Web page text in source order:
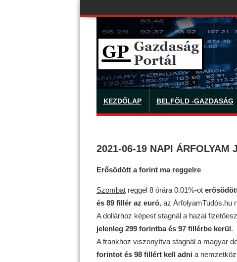
KEZDŐLAP BELFÖLD -GAZDASÁG
2021-06-19 NAPI ÁRFOLYAM
Erősödött a forint ma reggelre
Szombatreggel 8 órára 0.01%-ot
és 89 fillér az euró, az ÁrfolyamTudós.hu
A dollárhoz képest stagnál a hazai
jelenleg 299 forintba és 97 fillérbe kerül.
A frankhoz viszonyítva stagnál a magyar
forintot és 98 fillért kell adni a